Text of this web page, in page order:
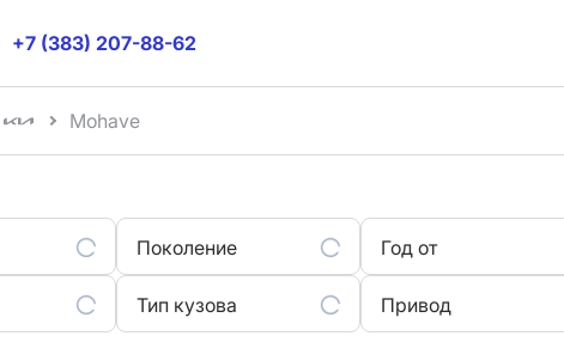
+7 (383) 207-88-62
Mohave
Поколение Год от
Тип кузова Привод